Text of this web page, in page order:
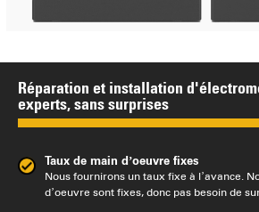
Réparation et installation
experts, sans surprises
Taux de main d’oeuvre fixes
Nous fournirons un taux fixe à l’avance.
d’oeuvre sont fixes, donc pas besoin de